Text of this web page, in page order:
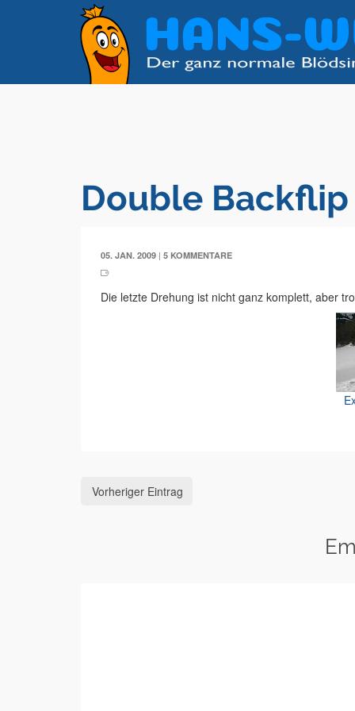
Double
05. JAN. 2009 | 5 KOMMENTARE
Die letzte Drehung ist nicht ganz komplett, aber
Vorheriger Eintrag